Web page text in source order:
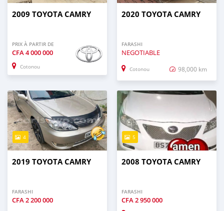
2009 TOYOTA CAMRY
PRIX À PARTIR DE
CFA4 000 000
Cotonou
2020 TOYOTA CAMRY
FARASHI
NEGOTIABLE
Cotonou 98,000 km
4
2019 TOYOTA CAMRY
FARASHI
CFA2 200 000
5
2008 TOYOTA CAMRY
FARASHI
CFA2 950 000